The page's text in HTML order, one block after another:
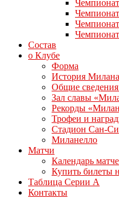
Состав
о Клубе
Форма
История Милана
Общие
Зал славы
Рекорды
Трофеи и
Стадион Сан-
Миланелло
Матчи
Календарь
Купить билеты
Таблица Серии А
Контакты